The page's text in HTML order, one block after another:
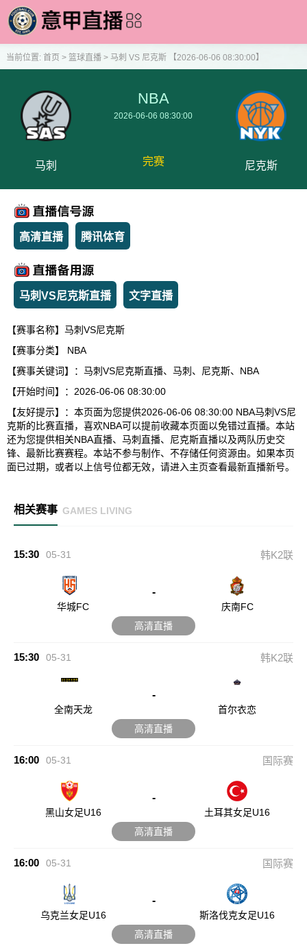
当前位置: 首页 > 篮球直播> 马刺 VS 尼克斯 【2026-06-06 08:30:00】
马刺
NBA
2026-06-06 08:30:00
完赛 尼克斯
高清直播 腾讯体育
马刺VS尼克斯直播 文字直播
【赛事名称】马刺VS尼克斯
【赛事分类】 NBA
【赛事关键词】：马刺VS尼克斯直播、马刺、尼克斯、NBA
【开始时间】：2026-06-06 08:30:00
【友好提示】：本页面为您提供2026-06-06 08:30:00 NBA马刺VS尼
克斯的比赛直播，喜欢NBA可以提前收藏本页面以免错过直播。本站
还为您提供相关NBA直播、马刺直播、尼克斯直播以及两队历史交
锋、最新比赛赛程。本站不参与制作、不存储任何资源由。如果本页
面已过期，或者以上信号位都无效，请进入主页查看最新直播新号。
相关赛事 GAMES LIVING
15:30 05-31 韩K2联
华城FC
-
庆南FC
高清直播
15:30 05-31 韩K2联
全南天龙
-
首尔衣恋
高清直播
16:00 05-31 国际赛
黑山女足U16
-
土耳其女足U16
高清直播
16:00 05-31 国际赛
乌克兰女足U16
-
斯洛伐克女足U16
高清直播